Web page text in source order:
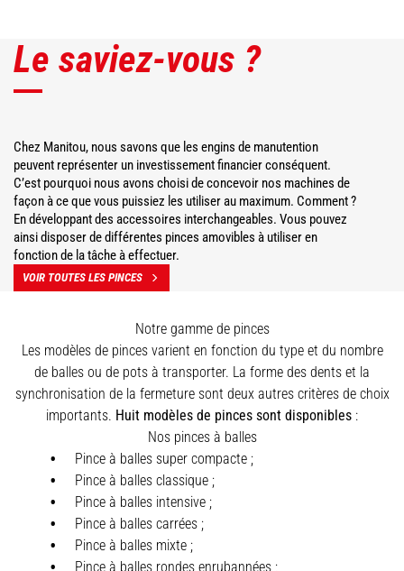
Le saviez-vous ?
Chez Manitou, nous savons que les engins de manutention
peuvent représenter un investissement financier conséquent.
C’est pourquoi nous avons choisi de concevoir nos machines de
façon à ce que vous puissiez les utiliser au maximum. Comment ?
En développant des accessoires interchangeables. Vous pouvez
ainsi disposer de différentes pinces amovibles à utiliser en
fonction de la tâche à effectuer.
VOIR TOUTES LES PINCES
Notre gamme de pinces
Les modèles de pinces varient en fonction du type et du nombre
de balles ou de pots à transporter. La forme des dents et la
synchronisation de la fermeture sont deux autres critères de choix
importants. Huit modèles de pinces sont disponibles :
Nos pinces à balles
Pince à balles super compacte ;
Pince à balles classique ;
Pince à balles intensive ;
Pince à balles carrées ;
Pince à balles mixte ;
Pince à balles rondes enrubannées ;